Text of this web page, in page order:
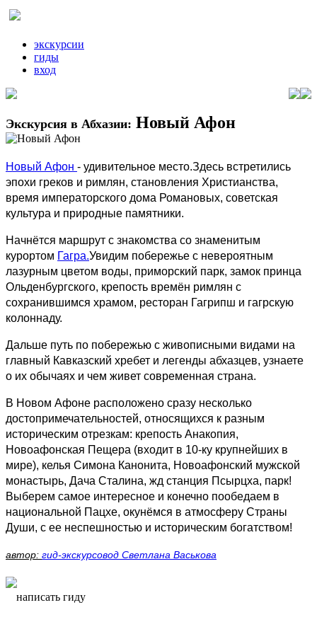
экскурсии
гиды
вход
Экскурсия в Абхазии: Новый Афон
Новый Афон - удивительное место.Здесь встретились
эпохи греков и римлян, становления Христианства,
время императорского дома Романовых, советская
культура и природные памятники.
Начнётся маршрут с знакомства со знаменитым
курортом Гагра.Увидим побережье с невероятным
лазурным цветом воды, приморский парк, замок принца
Ольденбургского, крепость времён римлян с
сохранившимся храмом, ресторан Гагрипш и гагрскую
колоннаду.
Дальше путь по побережью с живописными видами на
главный Кавказский хребет и легенды абхазцев, узнаете
о их обычаях и чем живет современная страна.
В Новом Афоне расположено сразу несколько
достопримечательностей, относящихся к разным
историческим отрезкам: крепость Анакопия,
Новоафонская Пещера (входит в 10-ку крупнейших в
мире), келья Симона Канонита, Новоафонский мужской
монастырь, Дача Сталина, жд станция Псырцха, парк!
Выберем самое интересное и конечно пообедаем в
национальной Пацхе, окунёмся в атмосферу Страны
Души, с ее неспешностью и историческим богатством!
автор: гид-экскурсовод Светлана Васькова
написать гиду